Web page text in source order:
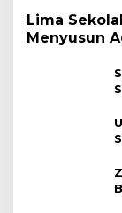
Lima
Menyusun